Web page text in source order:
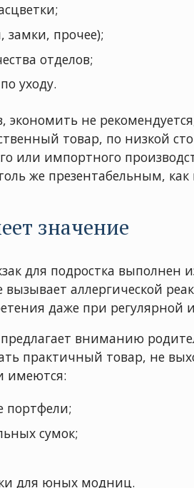
замки, прочее);
отделов;
уходу.
не
товар, по низкой
или импортного
же презентабельным, как
значение
для подростка выполнен
аллергической
даже при регулярной
вниманию
практичный товар, не
имеются:
портфели;
сумок;
для юных модниц.